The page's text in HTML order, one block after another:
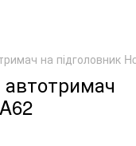
на підголовник